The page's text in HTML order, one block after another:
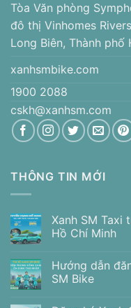
Tòa Văn phòng
đô thị Vinhomes
Long Biên, Thành phố
xanhsmbike.com
1900 2088
cskh@xanhsm.com
THÔNG TIN MỚI
Xanh SM Taxi
Hồ Chí Minh
Hướng dẫn
SM Bike